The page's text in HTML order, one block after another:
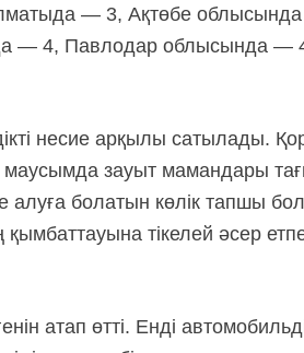
— 3, Ақтөбе
4, Павлодар облысында —
несие арқылы сатылады. Қор
зауыт мамандары
алуға болатын көлік тапшы
тікелей әсер
атап өтті. Енді